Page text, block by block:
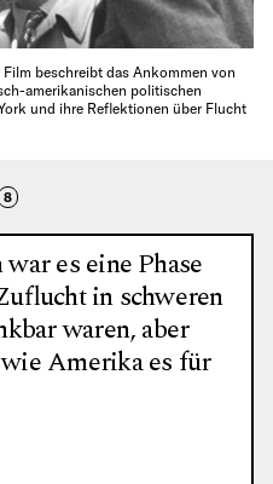
Film beschreibt das Ankommen von
amerikanischen politischen
und ihre Reflektionen über Flucht
8
es eine Phase
in schweren
waren, aber
Amerika es für